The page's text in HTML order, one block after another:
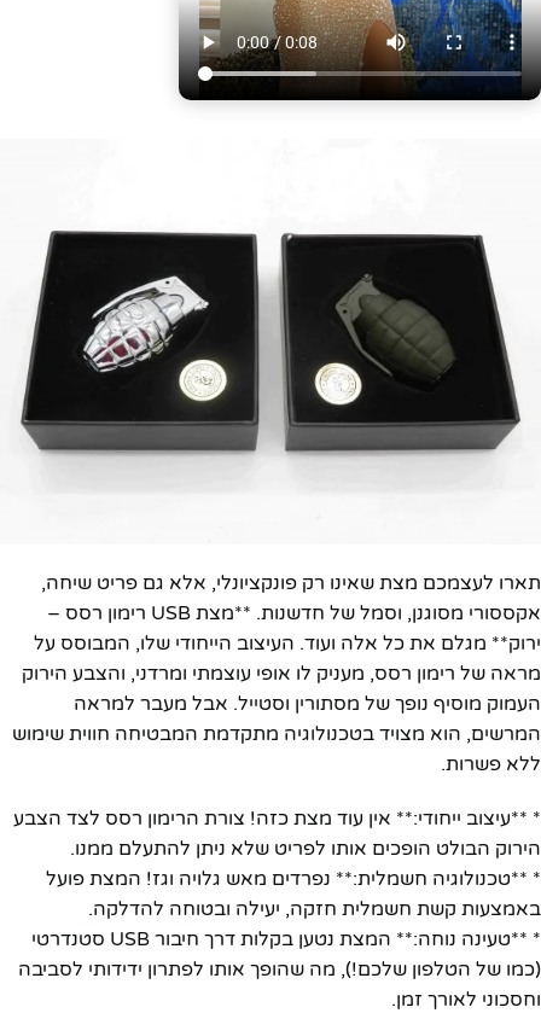
תארו לעצמכם מצת שאינו רק פונקציונלי, אלא גם פריט שיחה,
אקססורי מסוגנן, וסמל של חדשנות. **מצת USB רימון רסס –
ירוק** מגלם את כל אלה ועוד. העיצוב הייחודי שלו, המבוסס על
מראה של רימון רסס, מעניק לו אופי עוצמתי ומרדני, והצבע הירוק
העמוק מוסיף נופך של מסתורין וסטייל. אבל מעבר למראה
המרשים, הוא מצויד בטכנולוגיה מתקדמת המבטיחה חווית שימוש
ללא פשרות.
* **עיצוב ייחודי:** אין עוד מצת כזה! צורת הרימון רסס לצד הצבע
הירוק הבולט הופכים אותו לפריט שלא ניתן להתעלם ממנו.
* **טכנולוגיה חשמלית:** נפרדים מאש גלויה וגז! המצת פועל
באמצעות קשת חשמלית חזקה, יעילה ובטוחה להדלקה.
* **טעינה נוחה:** המצת נטען בקלות דרך חיבור USB סטנדרטי
(כמו של הטלפון שלכם!), מה שהופך אותו לפתרון ידידותי לסביבה
וחסכוני לאורך זמן.